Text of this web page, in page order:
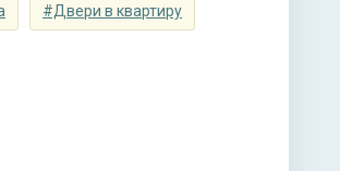
#Двери в квартиру